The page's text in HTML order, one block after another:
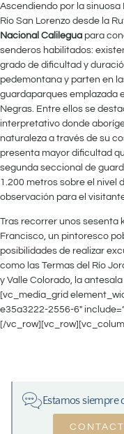
Ascendiendo por la sinuosa
Río San Lorenzo desde la
Nacional Calilegua para
senderos habilitados:
grado de dificultad y
pedemontana y parten en
guardaparques emplazada
Negras. Entre ellos se
interpretativo donde
naturaleza a través de su
presenta mayor dificultad
segunda seccional de
1.200 metros sobre el nivel
observación para el
Tras recorrer unos sesenta
Francisco, un pintoresco
posibilidades de realizar
como las Termas del Río
y Valle Colorado, la
[vc_media_grid
e35a3222-2556-6″
[/
Estamos siempre